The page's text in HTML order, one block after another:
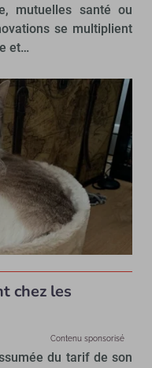
mutuelles santé ou
se multiplient
et…
chez les
Contenu sponsorisé
du tarif de son